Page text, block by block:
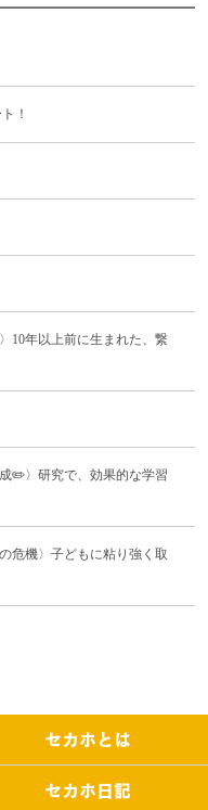
！
10年以上前に生まれた、繋
✏️〉研究で、効果的な学習
危機〉子どもに粘り強く取
セカホとは
セカホ日記